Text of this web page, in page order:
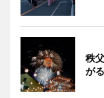
秩
がる